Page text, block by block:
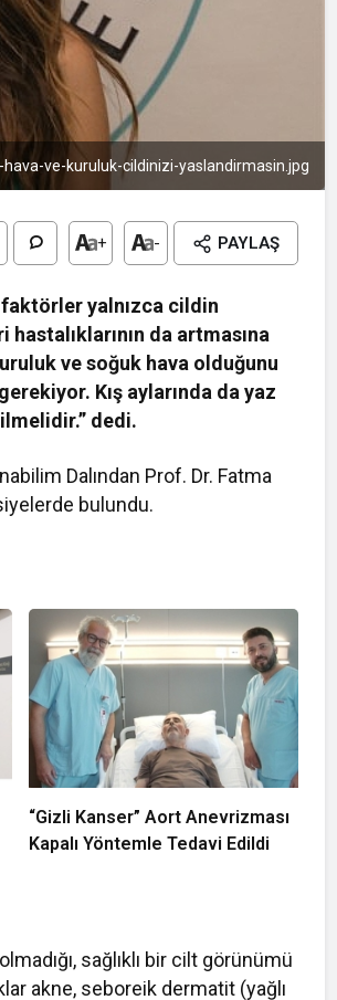
hava-ve-kuruluk-cildinizi-yaslandirmasin.jpg
+ - PAYLAŞ
faktörler yalnızca cildin
hastalıklarının da artmasına
ve soğuk hava olduğunu
Kış aylarında da yaz
dedi.
Dalından Prof. Dr. Fatma
bulundu.
“Gizli Kanser” Aort Anevrizması
Kapalı Yöntemle Tedavi Edildi
sağlıklı bir cilt görünümü
akne, seboreik dermatit (yağlı